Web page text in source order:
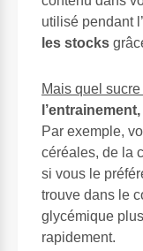
utilisé pendant
les stocks
Mais quel
Par exemple,
céréales, de la
si vous le
trouve dans le
glycémique
rapidement.